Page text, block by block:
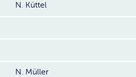
N. Küttel
N. Müller